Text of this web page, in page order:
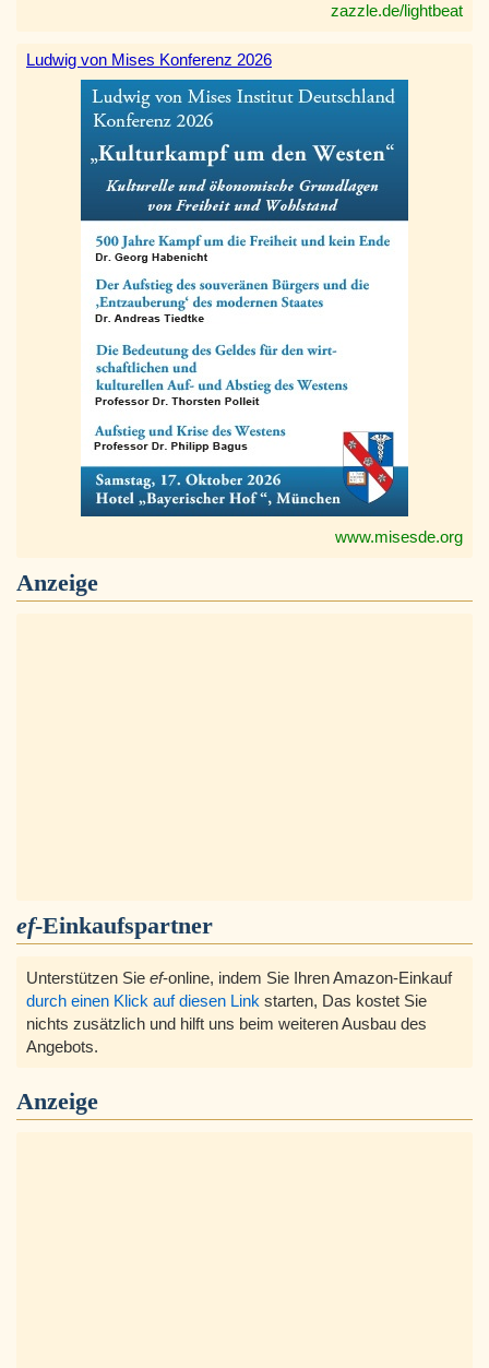
zazzle.de/lightbeat
Ludwig von Mises Konferenz 2026
www.misesde.org
Anzeige
ef-Einkaufspartner
Unterstützen Sie ef-online, indem Sie Ihren Amazon-Einkauf
durch einen Klick auf diesen Link starten, Das kostet Sie
nichts zusätzlich und hilft uns beim weiteren Ausbau des
Angebots.
Anzeige